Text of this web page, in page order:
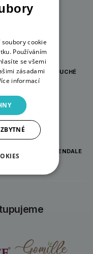
A JEDNODUCHÉ
NÁVODY
DÁRKY WRENDALE
cookie
Používáním
se všemi
zásadami
informací